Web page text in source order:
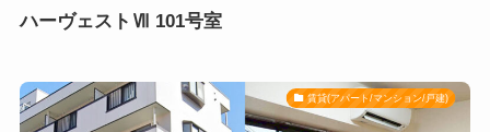
ハーヴェストⅦ 101号室
賃貸(アパート/マンション/戸建)